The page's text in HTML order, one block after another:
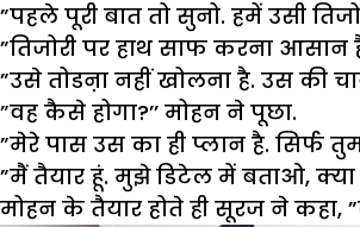
”पहले पूरी बात तो सुनो. हमें उसी
”तिजोरी पर हाथ साफ करना आसान
”उसे तोडऩा नहीं खोलना है. उस की
”वह कैसे होगा?’’ मोहन ने पूछा.
”मेरे पास उस का ही प्लान है. सिर्फ
”मैं तैयार हूं. मुझे डिटेल में बताओ, क्या
मोहन के तैयार होते ही सूरज ने कहा,